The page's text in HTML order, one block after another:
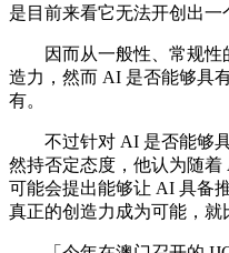
是目前来看它无法开创出一
因而从一般性、常规性
造力，然而 AI 是否能够
有。
不过针对 AI 是否能够具
然持否定态度，他认为随
可能会提出能够让 AI 具备
真正的创造力成为可能，就